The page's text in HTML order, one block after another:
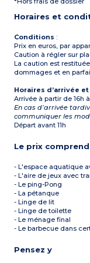
- Linge de toilette
- Ménage de fin de
inclus
WC séparés
Wifi
Terrasse avec
banc, parasol et
finlandais
À noter :
- Linge de toilette
- Ménage de fin de
inclus
Horaires et
Conditions :
Prix en euros, par
Caution à régler sur
La caution est
dommages et en
Horaires d’arrivée
Arrivée à partir de 16h à
En cas d’arrivée
communiquer les
Départ avant 11h
Le prix comprend
- L'espace aquatique
- L'aire de jeux avec
- Le ping-Pong
- La pétanque
- Linge de lit
- Linge de toilette
- Le ménage final
- Le barbecue dans
Pensez y